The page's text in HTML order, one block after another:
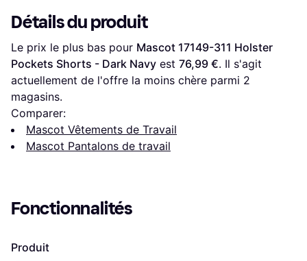
Détails du produit
Le prix le plus bas pour Mascot 17149-311 Holster
Pockets Shorts - Dark Navy est 76,99 €. Il s'agit
actuellement de l'offre la moins chère parmi 2
magasins.
Comparer:
Mascot Vêtements de Travail
Mascot Pantalons de travail
Fonctionnalités
Produit